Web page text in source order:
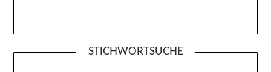
STICHWORTSUCHE